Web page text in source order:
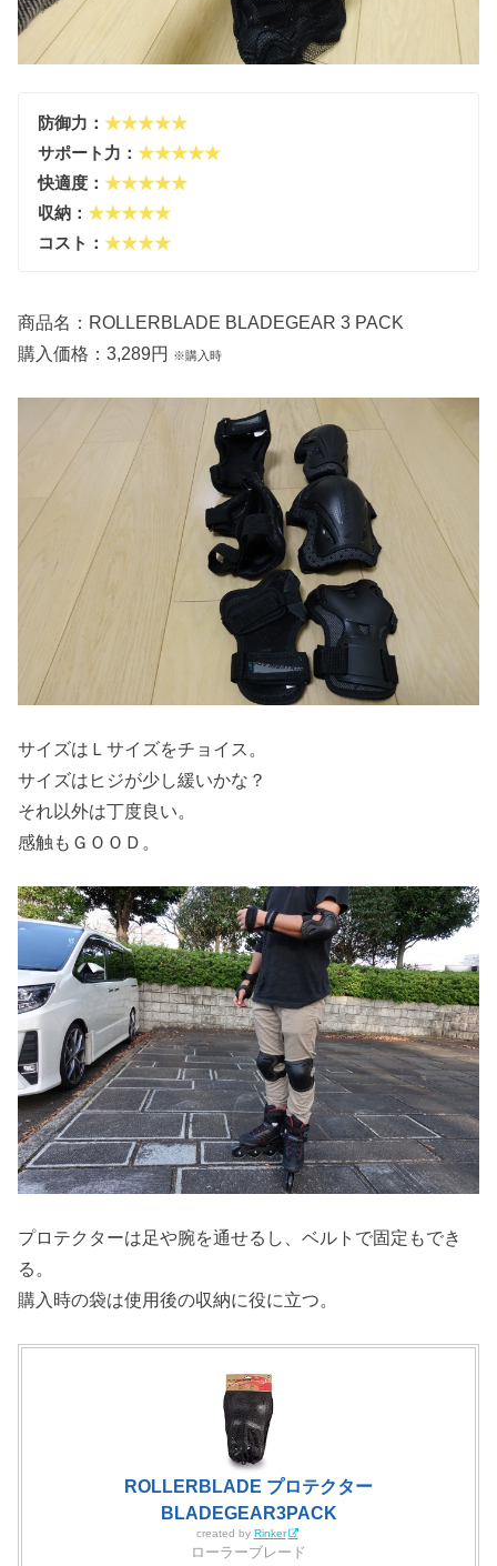
防御力：★★★★★
サポート力：★★★★★
快適度：★★★★★
収納：★★★★★
コスト：★★★★
商品名：ROLLERBLADE BLADEGEAR 3 PACK
購入価格：3,289円 ※購入時
サイズはＬサイズをチョイス。
サイズはヒジが少し緩いかな？
それ以外は丁度良い。
感触もＧＯＯＤ。
プロテクターは足や腕を通せるし、ベルトで固定もでき
る。
購入時の袋は使用後の収納に役に立つ。
ROLLERBLADE プロテクター
BLADEGEAR3PACK
created by Rinker
ローラーブレード